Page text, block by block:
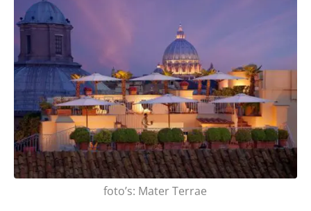
foto’s: Mater Terrae